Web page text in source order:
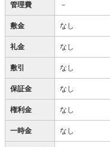
管理費 －
敷金 なし
礼金 なし
敷引 なし
保証金 なし
権利金 なし
一時金 なし